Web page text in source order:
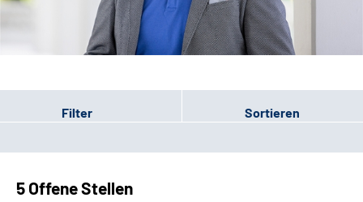
Gebärdensprache
Patienten-Login
Filter Sortieren
5 Offene Stellen